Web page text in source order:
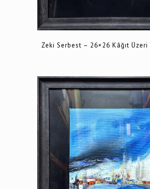
Zeki Serbest – 26×26 Kâğıt Üzeri